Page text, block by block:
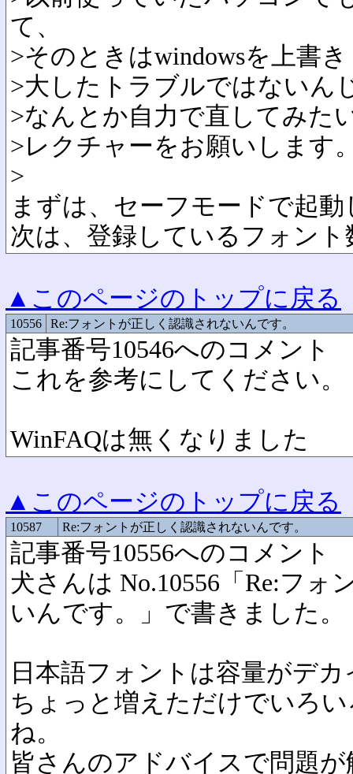
て、
>そのときはwindowsを上書
>大したトラブルではないん
>なんとか自力で直してみた
>レクチャーをお願いします
>
まずは、セーフモードで起
次は、登録しているフォン
▲このページのトップに戻る
10556 Re:フォントが正しく認識されないんです。
記事番号10546へのコメント
これを参考にしてください。
WinFAQは無くなりました
▲このページのトップに戻る
10587 Re:フォントが正しく認識されないんです。
記事番号10556へのコメント
犬さんは No.10556「Re:フォ
いんです。」で書きました。
日本語フォントは容量がデカ
ちょっと増えただけでいろ
ね。
皆さんのアドバイスで問題